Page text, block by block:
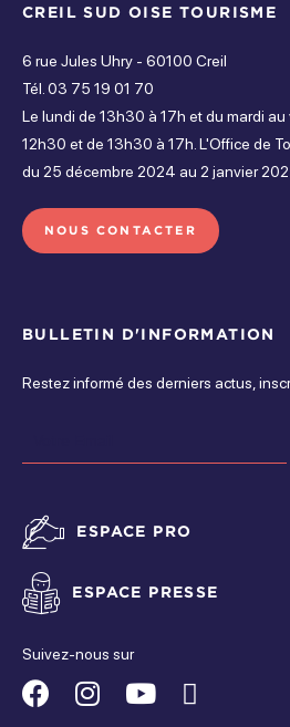
CREIL SUD OISE TOURISME
6 rue Jules Uhry - 60100 Creil
Tél. 03 75 19 01 70
Le lundi de 13h30 à 17h et du mardi
12h30 et de 13h30 à 17h. L'Office de
du 25 décembre 2024 au 2 janvier
NOUS CONTACTER
BULLETIN D'INFORMATION
Restez informé des derniers actus,
ESPACE PRO
ESPACE PRESSE
Suivez-nous sur
Suivez-Suivez-Suivez-